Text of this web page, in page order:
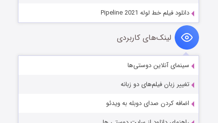
دانلود فیلم خط لوله Pipeline 2021
لینک‌های کاربردی
سینمای آنلاین دوستی‌ها
تغییر زبان فیلم‌های دو زبانه
اضافه کردن صدای دوبله به ویدئو